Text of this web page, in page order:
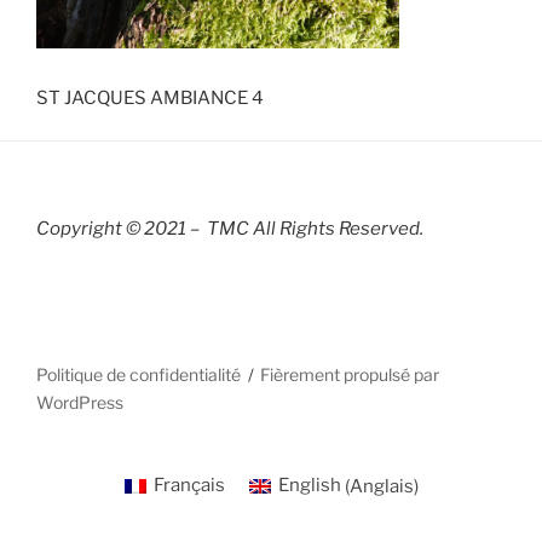
ST JACQUES AMBIANCE 4
Copyright © 2021 – TMC All Rights Reserved.
Politique de confidentialité
Fièrement propulsé par
WordPress
Français English (Anglais)